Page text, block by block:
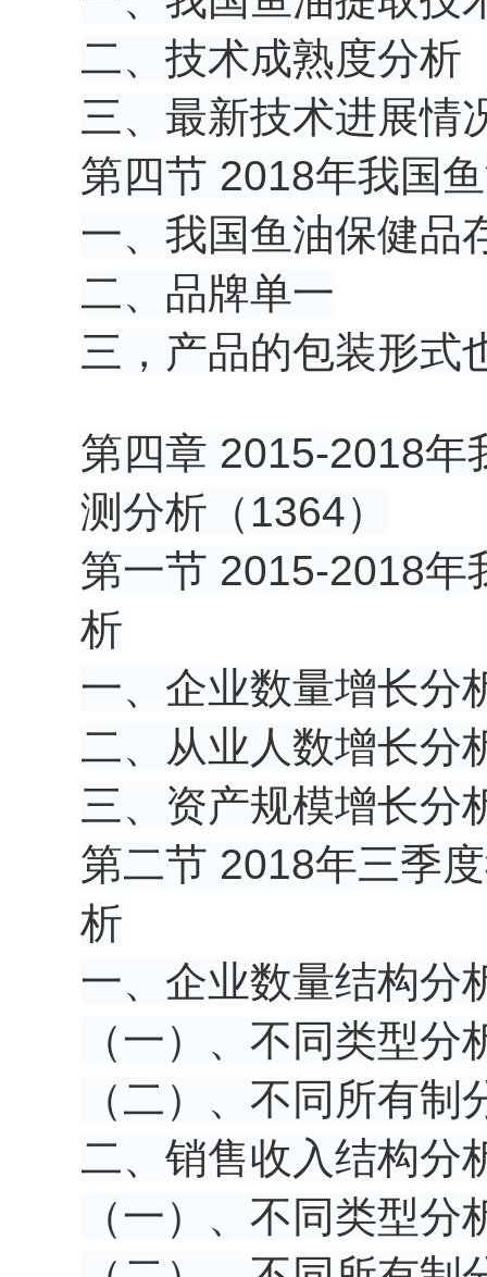
二、技术成熟度分析
三、最新技术进展情
第四节 2018年我国
一、我国鱼油保健品
二、品牌单一
三，产品的包装形式
第四章 2015-2018年
测分析（1364）
第一节 2015-2018年
析
一、企业数量增长分
二、从业人数增长分
三、资产规模增长分
第二节 2018年三季
析
一、企业数量结构分
（一）、不同类型分
（二）、不同所有制
二、销售收入结构分
（一）、不同类型分